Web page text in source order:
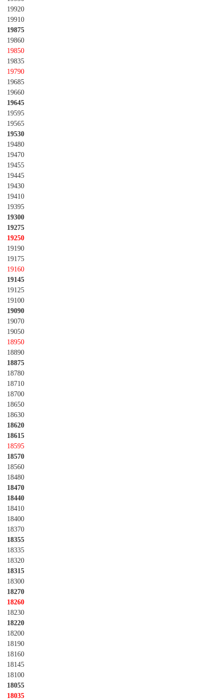
19920
19910
19875
19860
19850
19835
19790
19685
19660
19645
19595
19565
19530
19480
19470
19455
19445
19430
19410
19395
19300
19275
19250
19190
19175
19160
19145
19125
19100
19090
19070
19050
18950
18890
18875
18780
18710
18700
18650
18630
18620
18615
18595
18570
18560
18480
18470
18440
18410
18400
18370
18355
18335
18320
18315
18300
18270
18260
18230
18220
18200
18190
18160
18145
18100
18055
18035